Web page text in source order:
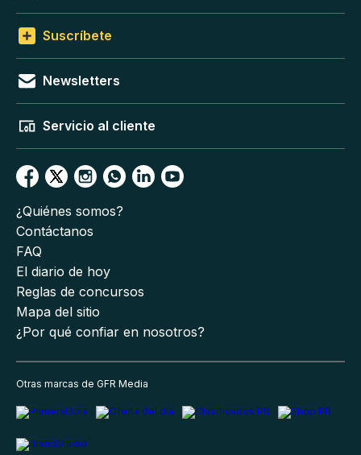
Suscríbete
Newsletters
Servicio al cliente
¿Quiénes somos?
Contáctanos
FAQ
El diario de hoy
Reglas de concursos
Mapa del sitio
¿Por qué confiar en nosotros?
Otras marcas de GFR Media